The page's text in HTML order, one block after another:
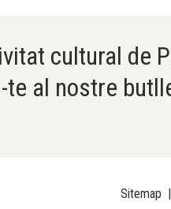
cultural de
te al nostre
Sitemap |